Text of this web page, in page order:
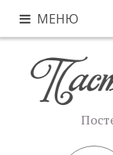
МЕНЮ